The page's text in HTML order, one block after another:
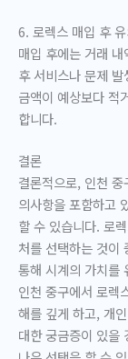
6. 로렉스 매입 후
매입 후에는 거래
후 서비스나 문제
금액이 예상보다 적
합니다.
결론
결론적으로, 인천
의사항을 포함하고
할 수 있습니다. 로
처를 선택하는 것이
통해 시계의 가치를
인천 중구에서 로렉
해를 깊게 하고, 개
대한 궁금증이 있을